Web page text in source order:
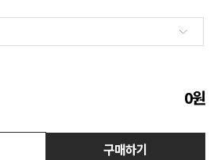
0원
구매하기